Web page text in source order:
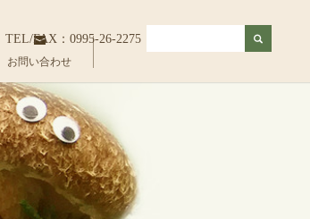
お問い合わせ
TEL/FAX：0995-26-2275